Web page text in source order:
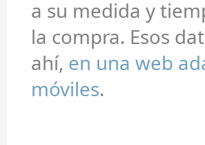
a su medida y
la compra. Esos
ahí, en una web
móviles.